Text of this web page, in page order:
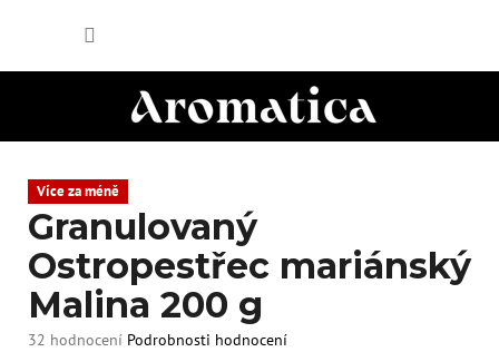
Více za méně
Granulovaný
Ostropestřec mariánský
Malina 200 g
Průměrné
32 hodnocení Podrobnosti hodnocení